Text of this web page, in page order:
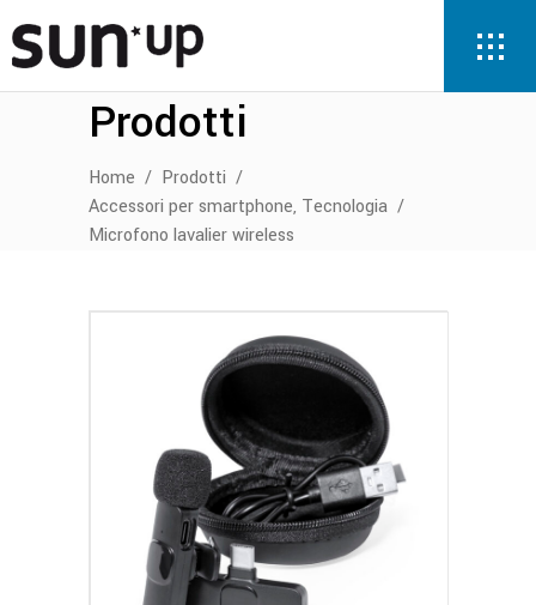
Prodotti
Home / Prodotti /
Accessori per smartphone, Tecnologia /
Microfono lavalier wireless